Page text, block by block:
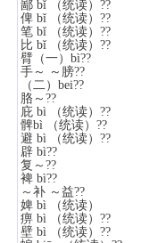
鄙 bǐ （统读）??
俾 bǐ （统读）??
笔 bǐ （统读）??
比 bǐ （统读）??
臂（一）bì??
手～ ～膀??
（二）bei??
胳～??
庇 bì （统读）??
髀bì （统读）??
避 bì （统读）??
辟 bì??
复～??
裨 bì??
～补 ～益??
婢 bì （统读）
痹 bì （统读）??
壁 bì （统读）??